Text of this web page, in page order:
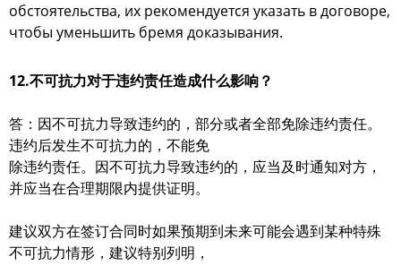
обстоятельства, их рекомендуется указать в договоре,
чтобы уменьшить бремя доказывания.
12.不可抗力对于违约责任造成什么影响？
答：因不可抗力导致违约的，部分或者全部免除违约责任。
违约后发生不可抗力的，不能免
除违约责任。因不可抗力导致违约的，应当及时通知对方，
并应当在合理期限内提供证明。
建议双方在签订合同时如果预期到未来可能会遇到某种特殊
不可抗力情形，建议特别列明，